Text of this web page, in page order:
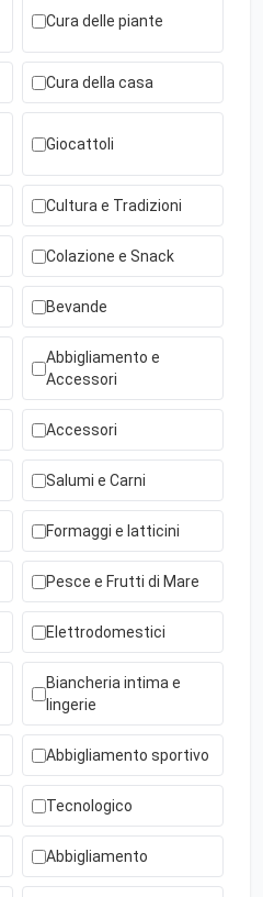
Cura delle piante
Cura della casa
Giocattoli
Cultura e Tradizioni
Colazione e Snack
Bevande
Abbigliamento e
Accessori
Accessori
Salumi e Carni
Formaggi e latticini
Pesce e Frutti di Mare
Elettrodomestici
Biancheria intima e
lingerie
Abbigliamento sportivo
Tecnologico
Abbigliamento